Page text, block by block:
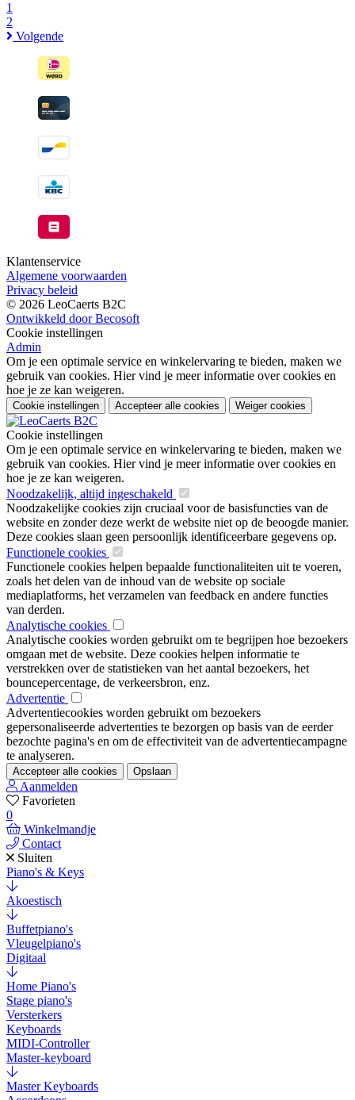
1
2
Volgende
Klantenservice
Algemene voorwaarden
Privacy beleid
© 2026 LeoCaerts B2C
Ontwikkeld door Becosoft
Cookie instellingen
Admin
Om je een optimale service en winkelervaring te bieden, maken we
gebruik van cookies. Hier vind je meer informatie over cookies en
hoe je ze kan weigeren.
Cookie instellingen Accepteer alle cookies Weiger cookies
Cookie instellingen
Om je een optimale service en winkelervaring te bieden, maken we
gebruik van cookies. Hier vind je meer informatie over cookies en
hoe je ze kan weigeren.
Noodzakelijk, altijd ingeschakeld
Noodzakelijke cookies zijn cruciaal voor de basisfuncties van de
website en zonder deze werkt de website niet op de beoogde manier.
Deze cookies slaan geen persoonlijk identificeerbare gegevens op.
Functionele cookies
Functionele cookies helpen bepaalde functionaliteiten uit te voeren,
zoals het delen van de inhoud van de website op sociale
mediaplatforms, het verzamelen van feedback en andere functies
van derden.
Analytische cookies
Analytische cookies worden gebruikt om te begrijpen hoe bezoekers
omgaan met de website. Deze cookies helpen informatie te
verstrekken over de statistieken van het aantal bezoekers, het
bouncepercentage, de verkeersbron, enz.
Advertentie
Advertentiecookies worden gebruikt om bezoekers
gepersonaliseerde advertenties te bezorgen op basis van de eerder
bezochte pagina's en om de effectiviteit van de advertentiecampagne
te analyseren.
Accepteer alle cookies Opslaan
Aanmelden
Favorieten
0
Winkelmandje
Contact
Sluiten
Piano's & Keys
Akoestisch
Buffetpiano's
Vleugelpiano's
Digitaal
Home Piano's
Stage piano's
Versterkers
Keyboards
MIDI-Controller
Master-keyboard
Master Keyboards